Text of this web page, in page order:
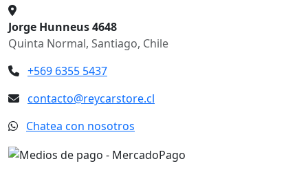
Jorge Hunneus 4648
Quinta Normal, Santiago, Chile
+569 6355 5437
contacto@reycarstore.cl
Chatea con nosotros